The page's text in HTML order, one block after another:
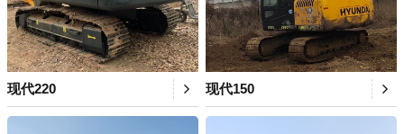
现代220 现代150